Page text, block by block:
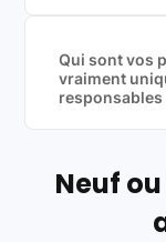
produits
reconditionné
Qui sont vos
vraiment
responsables
Labels
Neuf